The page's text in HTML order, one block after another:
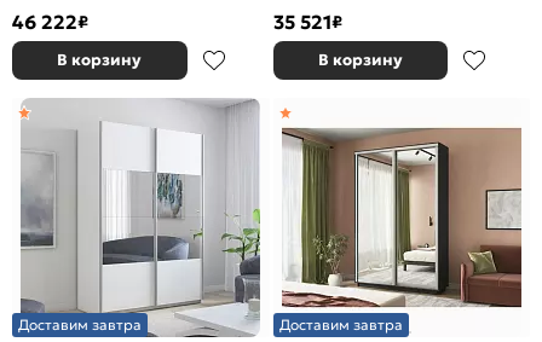
2100x2200x450
46 222₽
В корзину
35 521₽
В корзину
Доставим завтра
Доставим завтра